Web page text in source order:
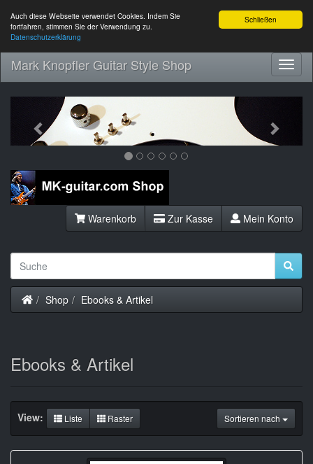
Schließen
Auch diese Webseite verwendet Cookies. Indem Sie
fortfahren, stimmen Sie der Verwendung zu.
Datenschutzerklärung
Mark Knopfler Guitar Style Shop
Previous
Warenkorb Zur Kasse Mein Konto
Startseite
Shop Ebooks & Artikel
Ebooks & Artikel
Sortieren nach
View: Liste Raster